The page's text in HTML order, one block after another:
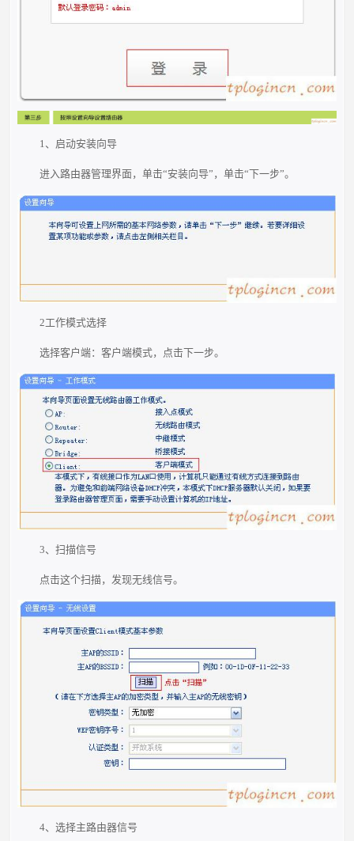
1、启动安装向导
进入路由器管理界面，单击“安装向导”，单击“下一步”。
2工作模式选择
选择客户端：客户端模式，点击下一步。
3、扫描信号
点击这个扫描，发现无线信号。
4、选择主路由器信号